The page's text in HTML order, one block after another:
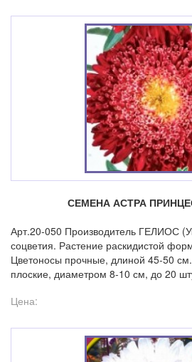
СЕМЕНА АСТРА
Арт.20-050 Производитель ГЕЛИОС
соцветия. Растение раскидистой
Цветоносы прочные, длиной 45-50
плоские, диаметром 8-10 см, до 20
Цена: